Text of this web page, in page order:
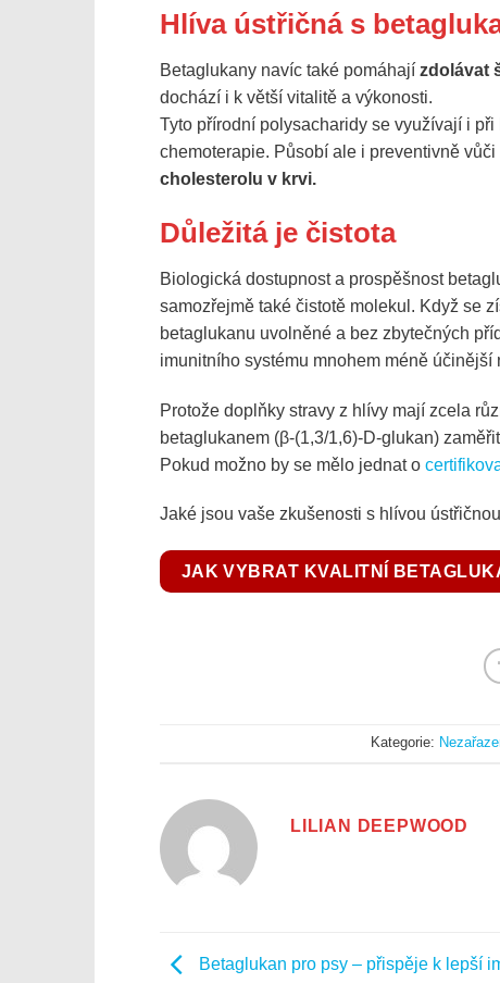
Hlíva ústřičná s
Betaglukany navíc také pomáhají zdolávat
dochází i k větší vitalitě a výkonosti.
Tyto přírodní polysacharidy se využívají i
chemoterapie. Působí ale i preventivně
cholesterolu v krvi.
Důležitá je čistota
Biologická dostupnost a prospěšnost
samozřejmě také čistotě molekul. Když se
betaglukanu uvolněné a bez zbytečných
imunitního systému mnohem méně účinější
Protože doplňky stravy z hlívy mají zcela
betaglukanem (β-(1,3/1,6)-D-glukan)
Pokud možno by se mělo jednat o
Jaké jsou vaše zkušenosti s hlívou
JAK VYBRAT KVALITNÍ
Kategorie:
LILIAN DEEPWOOD
Betaglukan pro psy – přispěje k lepší